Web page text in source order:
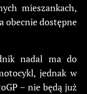
mieszankach,
obecnie dostępne
nadal ma do
jednak w
– nie będą już